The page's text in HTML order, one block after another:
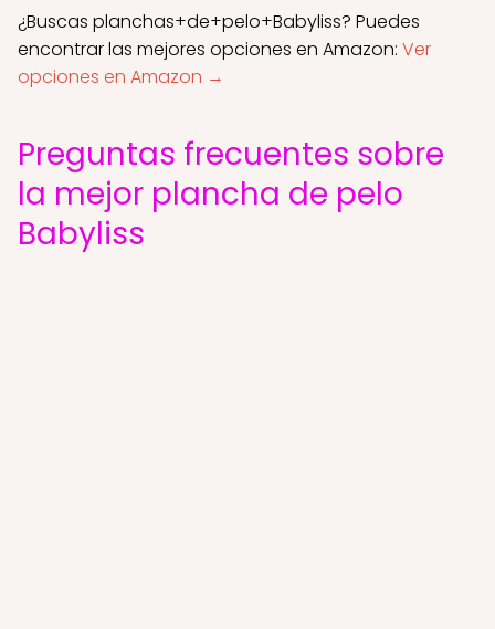
¿Buscas planchas+de+pelo+Babyliss? Puedes
encontrar las mejores opciones en Amazon: Ver
opciones en Amazon →
Preguntas frecuentes sobre
la mejor plancha de pelo
Babyliss